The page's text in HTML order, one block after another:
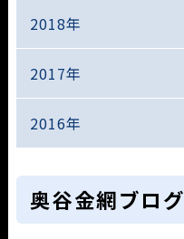
2018年
2017年
2016年
奥谷金網ブログ